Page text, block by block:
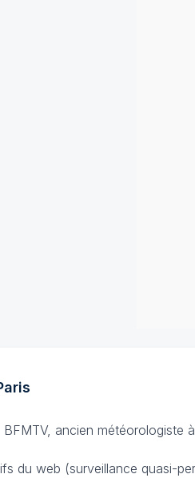
ancien météorologiste
du web (surveillance quasi-